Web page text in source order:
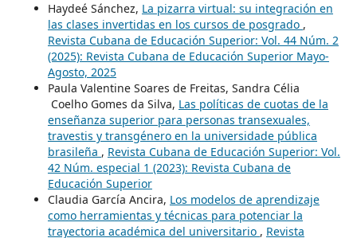
Haydeé Sánchez, La pizarra virtual: su integración en
las clases invertidas en los cursos de posgrado ,
Revista Cubana de Educación Superior: Vol. 44 Núm. 2
(2025): Revista Cubana de Educación Superior Mayo-
Agosto, 2025
Paula Valentine Soares de Freitas, Sandra Célia
Coelho Gomes da Silva, Las políticas de cuotas de la
enseñanza superior para personas transexuales,
travestis y transgénero en la universidade pública
brasileña , Revista Cubana de Educación Superior: Vol.
42 Núm. especial 1 (2023): Revista Cubana de
Educación Superior
Claudia García Ancira, Los modelos de aprendizaje
como herramientas y técnicas para potenciar la
trayectoria académica del universitario , Revista